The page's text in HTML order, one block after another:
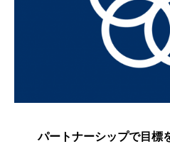
パートナーシップで目標